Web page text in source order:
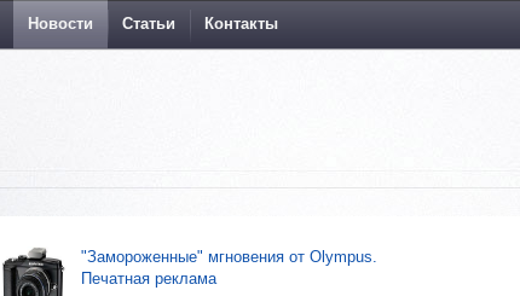
Новости Статьи Контакты
"Замороженные" мгновения от Olympus.
Печатная реклама